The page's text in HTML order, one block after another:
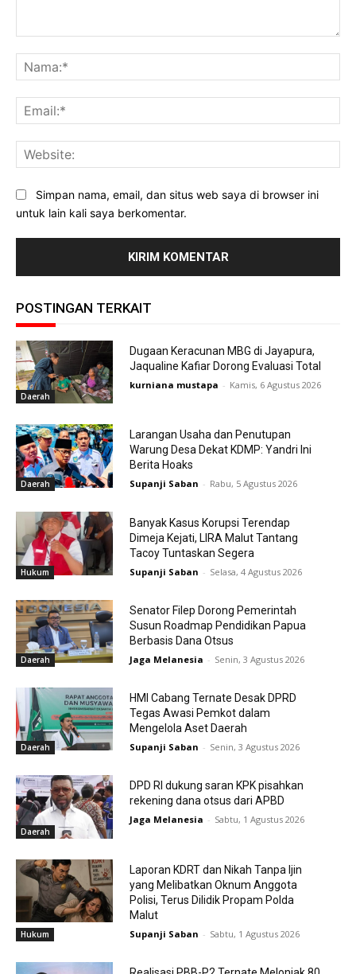
Simpan nama, email, dan situs web saya di browser ini
untuk lain kali saya berkomentar.
POSTINGAN TERKAIT
Daerah
Dugaan Keracunan MBG di Jayapura,
Jaqualine Kafiar Dorong Evaluasi Total
kurniana mustapa - Kamis, 6 Agustus 2026
Daerah
Larangan Usaha dan Penutupan
Warung Desa Dekat KDMP: Yandri Ini
Berita Hoaks
Supanji Saban - Rabu, 5 Agustus 2026
Hukum
Banyak Kasus Korupsi Terendap
Dimeja Kejati, LIRA Malut Tantang
Tacoy Tuntaskan Segera
Supanji Saban - Selasa, 4 Agustus 2026
Daerah
Senator Filep Dorong Pemerintah
Susun Roadmap Pendidikan Papua
Berbasis Dana Otsus
Jaga Melanesia - Senin, 3 Agustus 2026
Daerah
HMI Cabang Ternate Desak DPRD
Tegas Awasi Pemkot dalam
Mengelola Aset Daerah
Supanji Saban - Senin, 3 Agustus 2026
Daerah
DPD RI dukung saran KPK pisahkan
rekening dana otsus dari APBD
Jaga Melanesia - Sabtu, 1 Agustus 2026
Hukum
Laporan KDRT dan Nikah Tanpa Ijin
yang Melibatkan Oknum Anggota
Polisi, Terus Dilidik Propam Polda
Malut
Supanji Saban - Sabtu, 1 Agustus 2026